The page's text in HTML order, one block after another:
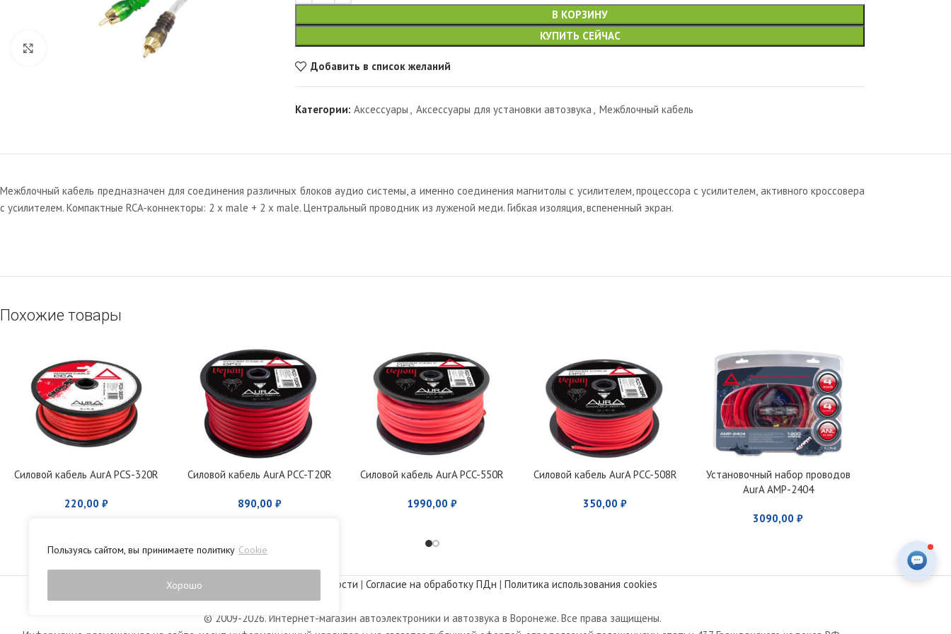
Пользуясь сайтом, вы принимаете политику Cookie
Хорошо
В КОРЗИНУ
КУПИТЬ СЕЙЧАС
Добавить в список желаний
Категории: Аксессуары , Аксессуары для установки автозвука , Межблочный кабель
Межблочный кабель предназначен для соединения различных блоков аудио системы, а именно соединения магнитолы с усилителем, процессора с усилителем, активного кроссовера
с усилителем. Компактные RCA-коннекторы: 2 x male + 2 x male. Центральный проводник из луженой меди. Гибкая изоляция, вспененный экран.
Похожие товары
Силовой кабель AurA PCS-320R
220,00₽
Силовой кабель AurA PCC-T20R
890,00 ₽
Силовой кабель AurA PCC-550R
1990,00₽
Силовой кабель AurA PCC-508R
350,00₽
Установочный набор проводов
AurA AMP-2404
3090,00₽
Политика конфиденциальности | Согласие на обработку ПДн | Политика использования cookies
© 2009-2026. Интернет-магазин автоэлектроники и автозвука в Воронеже. Все права защищены.